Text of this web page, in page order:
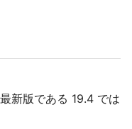
新版である 19.4 では